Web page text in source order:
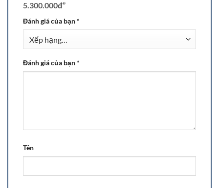
5.300.000đ”
Đánh giá của bạn*
Đánh giá của bạn*
Tên